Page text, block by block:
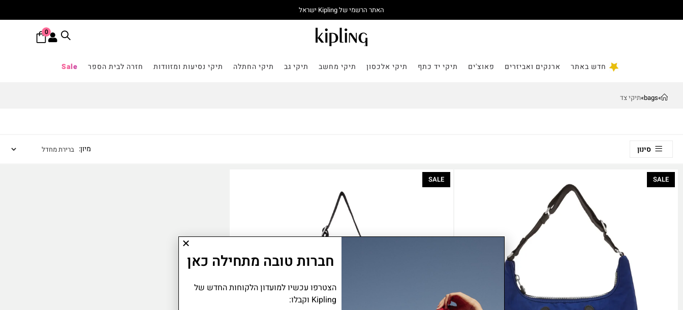
האתר הרשמי של Kipling ישראל
0
חדש באתר ארנקים ואביזרים פאוצ'ים תיקי יד כתף תיקי אלכסון תיקי מחשב תיקי גב תיקי החתלה תיקי נסיעות ומזוודות חזרה לבית הספר Sale
»
bags
»תיקי צד
סינון
SALE
SALE
חברות טובה מתחילה כאן
הצטרפו עכשיו למועדון הלקוחות החדש של
Kipling וקבלו: